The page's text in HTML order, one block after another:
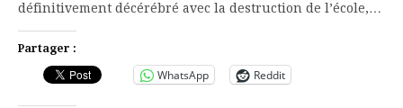
définitivement décérébré avec la destruction de l’école,…
Partager :
WhatsApp Reddit